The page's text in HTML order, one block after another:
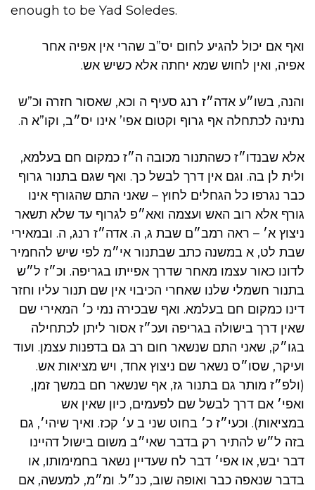
enough to be Yad Soledes.
ואף אם יכול להגיע לחום יס”ב שהרי אין אפיה אחר
אפיה, ואין לחוש שמא יחתה אלא כשיש אש.
והנה, בשו״ע אדה״ז רנג סעיף ה וכא, שאסור חזרה וכ”ש
נתינה לכתחלה אף גרוף וקטום אפי’ אינו יס״ב, וקו”א ה.
אלא שבנדו״ז כשהתנור מכובה ה״ז כמקום חם בעלמא,
ולית לן בה. וגם אין דרך לבשל כך. ואף שגם בתנור גרוף
כבר נגרפו כל הגחלים לחוץ – שאני התם שהגורף אינו
גורף אלא רוב האש ועצמה ואא״פ לגרוף עד שלא תשאר
ניצוץ א׳ – ראה רמב״ם שבת ג, ה. אדה״ז רנג, ה. ובמאירי
שבת לט, א במשנה כתב שבתנור אי״מ לפי שיש להחמיר
לדונו כאור עצמו מאחר שדרך אפייתו בגריפה. וכ״ז ל״ש
בתנור חשמלי שלנו שאחרי הכיבוי אין שם תנור עליו וחזר
דינו כמקום חם בעלמא. ואף שבכירה נמי כ׳ המאירי שם
שאין דרך בישולה בגריפה ועכ״ז אסור ליתן לכתחילה
בגו״ק, שאני התם שנשאר חום רב גם בדפנות עצמן. ועוד
ועיקר, שסו״ס נשאר שם ניצוץ אחד, ויש מציאות אש.
(ולפ״ז מותר גם בתנור גז, אף שנשאר חם במשך זמן,
ואפי׳ אם דרך לבשל שם לפעמים, כיון שאין אש
במציאות). וכעי״ז כ׳ בחוט שני ב ע׳ קכז. ואיך שיהי׳, גם
בזה ל״ש להתיר רק בדבר שאי״ב משום בישול דהיינו
דבר יבש, או אפי׳ דבר לח שעדיין נשאר בחמימותו, או
בדבר שנאפה כבר ואופה שוב, כנ״ל. ומ״מ, למעשה, אם